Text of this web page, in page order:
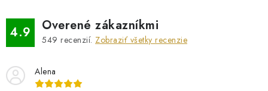
4.9 Overené zákazníkmi
549 recenzií. Zobraziť všetky recenzie
Alena